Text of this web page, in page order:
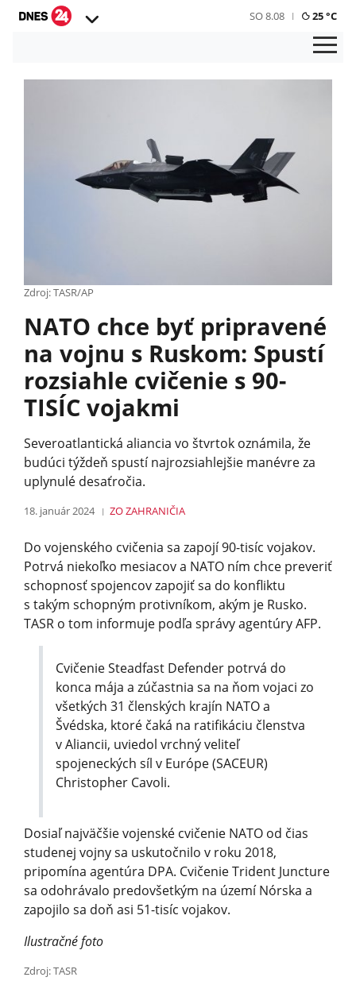
SO 8.08 25 °C
Zdroj: TASR/AP
NATO chce byť pripravené
na vojnu s Ruskom: Spustí
rozsiahle cvičenie s 90-
TISÍC vojakmi
Severoatlantická aliancia vo štvrtok oznámila, že
budúci týždeň spustí najrozsiahlejšie manévre za
uplynulé desaťročia.
18. január 2024 ZO ZAHRANIČIA
Do vojenského cvičenia sa zapojí 90-tisíc vojakov.
Potrvá niekoľko mesiacov a NATO ním chce preveriť
schopnosť spojencov zapojiť sa do konfliktu
s takým schopným protivníkom, akým je Rusko.
TASR o tom informuje podľa správy agentúry AFP.
Cvičenie Steadfast Defender potrvá do
konca mája a zúčastnia sa na ňom vojaci zo
všetkých 31 členských krajín NATO a
Švédska, ktoré čaká na ratifikáciu členstva
v Aliancii, uviedol vrchný veliteľ
spojeneckých síl v Európe (SACEUR)
Christopher Cavoli.
Dosiaľ najväčšie vojenské cvičenie NATO od čias
studenej vojny sa uskutočnilo v roku 2018,
pripomína agentúra DPA. Cvičenie Trident Juncture
sa odohrávalo predovšetkým na území Nórska a
zapojilo sa doň asi 51-tisíc vojakov.
Ilustračné foto
Zdroj: TASR